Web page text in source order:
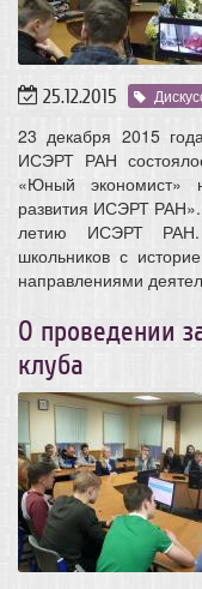
25.12.2015
23 декабря 2015
ИСЭРТ РАН
«Юный экономист»
развития ИСЭРТ
летию ИСЭРТ РАН.
школьников с
направлениями
О проведении
клуба